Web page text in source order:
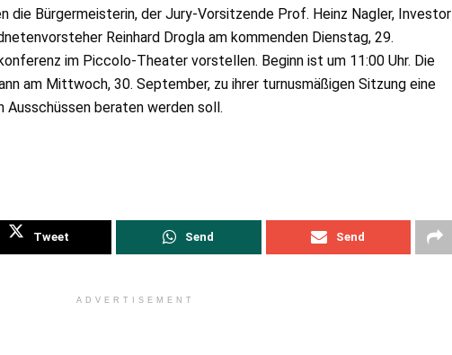
die Bürgermeisterin, der Jury-Vorsitzende Prof. Heinz Nagler, Investor
Reinhard Drogla am kommenden Dienstag, 29.
im Piccolo-Theater vorstellen. Beginn ist um 11:00 Uhr. Die
am Mittwoch, 30. September, zu ihrer turnusmäßigen Sitzung eine
Ausschüssen beraten werden soll.
Tweet Send Send
ADVERTISEMENT